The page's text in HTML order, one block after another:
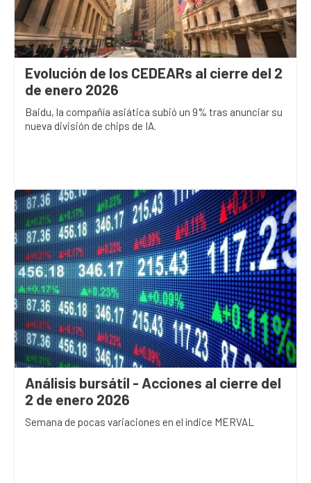
Evolución de los CEDEARs al cierre del 2
de enero 2026
Baidu, la compañía asiática subió un 9% tras anunciar su
nueva división de chips de IA.
Análisis bursátil - Acciones al cierre del
2 de enero 2026
Semana de pocas variaciones en el índice MERVAL